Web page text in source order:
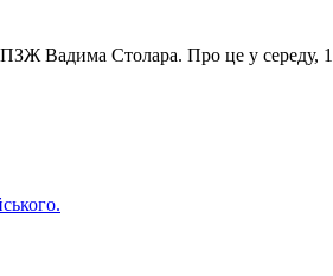
Вадима Столара. Про це у середу,